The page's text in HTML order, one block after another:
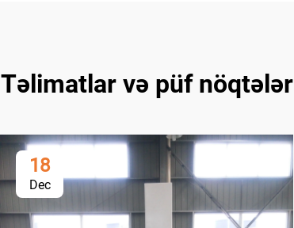
Təlimatlar və püf nöqtələr
18
Dec